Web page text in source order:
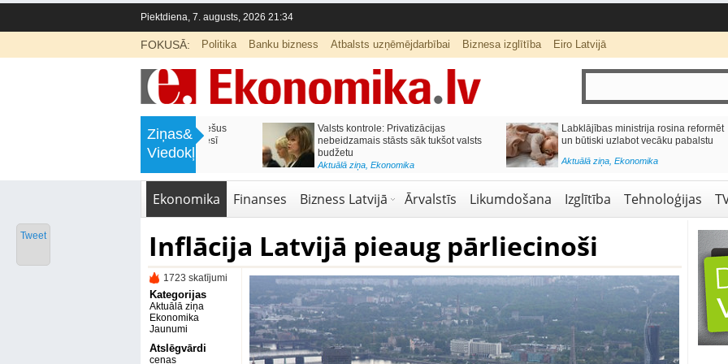
Piektdiena, 7. augusts, 2026 21:34
FOKUSĀ: Politika Banku bizness Atbalsts uzņēmējdarbībai Biznesa izglītība Eiro Latvijā
Ziņas&
Viedokļi
Labklājības ministrija rosina reformēt
un būtiski uzlabot vecāku pabalstu
Kā sagatavot bērnu skolai,
nepārslogojot ģimenes budžetu?
Aktuālā ziņa Izglītība
Septiņos mēnešos Vivi vilcienos
pārvadāti 12 miljoni pasažieru; jūlijā
97,4 % reisu izpildīti laikā
Aktuālā ziņa Bizness Latvijā,Tirdzniecība
Ekonomika Finanses Bizness Latvijā Ārvalstīs Likumdošana Izglītība Tehnoloģijas
Inflācija Latvijā pieaug pārliecinoši
1723 skatījumi
Kategorijas
Aktuālā ziņa
Ekonomika
Jaunumi
Atslēgvārdi
cenas
Tweet